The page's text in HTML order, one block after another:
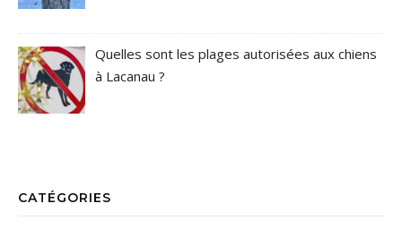
Quelles sont les plages autorisées aux chiens
à Lacanau ?
CATÉGORIES